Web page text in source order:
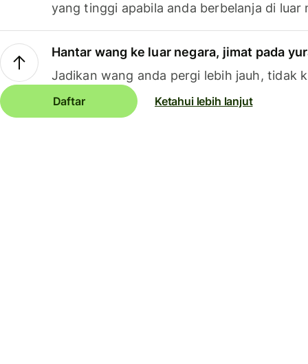
yang tinggi apabila anda berbelanja di luar
Hantar wang ke luar negara, jimat pada
Jadikan wang anda pergi lebih jauh, tidak
Daftar Ketahui lebih lanjut